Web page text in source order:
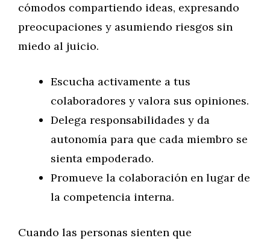
cómodos compartiendo ideas, expresando
preocupaciones y asumiendo riesgos sin
miedo al juicio.
Escucha activamente a tus
colaboradores y valora sus opiniones.
Delega responsabilidades y da
autonomía para que cada miembro se
sienta empoderado.
Promueve la colaboración en lugar de
la competencia interna.
Cuando las personas sienten que